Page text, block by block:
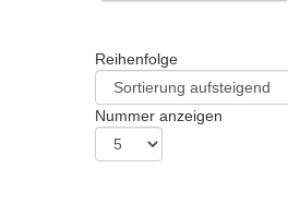
Reihenfolge
Nummer anzeigen